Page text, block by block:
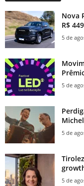
Nova
R$
5 de
5 de
5 de
5 de